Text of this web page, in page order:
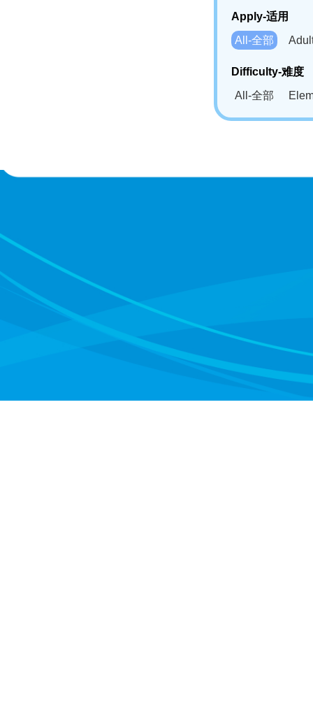
Apply-适用
All-全部
Difficulty-难度
All-全部